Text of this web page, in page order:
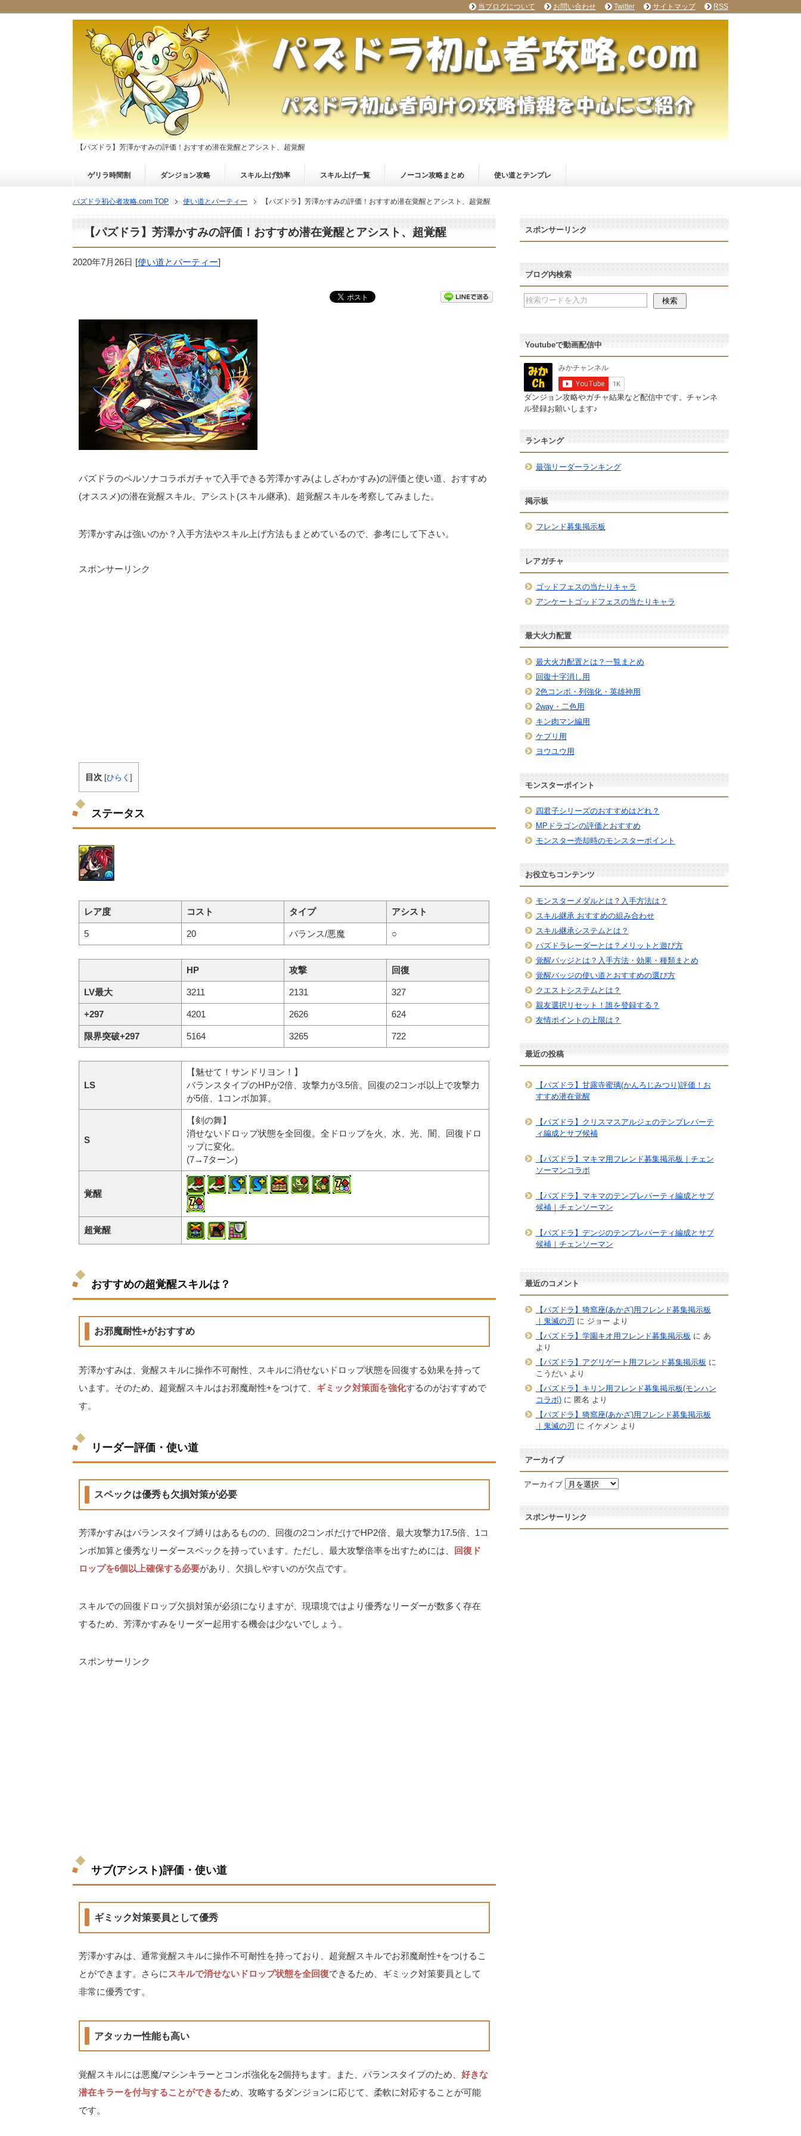
【パズドラ】芳澤かすみの評価！おすすめ潜在覚醒とアシスト、超覚醒
ゲリラ時間割 ダンジョン攻略 スキル上げ効率 スキル上げ一覧 ノーコン攻略まとめ 使い道とテンプレ
パズドラ初心者攻略.com TOP 使い道とパーティー 【パズドラ】芳澤かすみの評価！おすすめ潜在覚醒とアシスト、超覚醒
【パズドラ】芳澤かすみの評価！おすすめ潜在覚醒とアシスト、超覚醒
2020年7月26日 [使い道とパーティー]
パズドラのペルソナコラボガチャで入手できる芳澤かすみ(よしざわかすみ)の評価と使い道、おすすめ
(オススメ)の潜在覚醒スキル、アシスト(スキル継承)、超覚醒スキルを考察してみました。
芳澤かすみは強いのか？入手方法やスキル上げ方法もまとめているので、参考にして下さい。
スポンサーリンク
目次 [ひらく ]
ステータス
レア度 コスト タイプ アシスト
5 20 バランス/悪魔 ○
HP 攻撃 回復
LV最大 3211 2131 327
+297 4201 2626 624
限界突破+297 5164 3265 722
LS
【魅せて！サンドリヨン！】
バランスタイプのHPが2倍、攻撃力が3.5倍。回復の2コンボ以上で攻撃力
が5倍、1コンボ加算。
S
【剣の舞】
消せないドロップ状態を全回復。全ドロップを火、水、光、闇、回復ドロ
ップに変化。
(7→7ターン)
覚醒
超覚醒
おすすめの超覚醒スキルは？
お邪魔耐性+がおすすめ
芳澤かすみは、覚醒スキルに操作不可耐性、スキルに消せないドロップ状態を回復する効果を持って
います。そのため、超覚醒スキルはお邪魔耐性+をつけて、 ギミック対策面を強化するのがおすすめで
す。
リーダー評価・使い道
スペックは優秀も欠損対策が必要
芳澤かすみはバランスタイプ縛りはあるものの、回復の2コンボだけでHP2倍、最大攻撃力17.5倍、1コ
ンボ加算と優秀なリーダースペックを持っています。ただし、最大攻撃倍率を出すためには、
回復ド
ロップを6個以上確保する必要があり、欠損しやすいのが欠点です。
スキルでの回復ドロップ欠損対策が必須になりますが、現環境ではより優秀なリーダーが数多く存在
するため、芳澤かすみをリーダー起用する機会は少ないでしょう。
スポンサーリンク
サブ(アシスト)評価・使い道
ギミック対策要員として優秀
芳澤かすみは、通常覚醒スキルに操作不可耐性を持っており、超覚醒スキルでお邪魔耐性+をつけるこ
とができます。さらに スキルで消せないドロップ状態を全回復できるため、ギミック対策要員として
非常に優秀です。
アタッカー性能も高い
覚醒スキルには悪魔/マシンキラーとコンボ強化を2個持ちます。また、バランスタイプのため、 好きな
潜在キラーを付与することができるため、攻略するダンジョンに応じて、柔軟に対応することが可能
です。
スポンサーリンク
ブログ内検索
Youtubeで動画配信中
ダンジョン攻略やガチャ結果など配信中です。チャンネ
ル登録お願いします♪
ランキング
最強リーダーランキング
掲示板
フレンド募集掲示板
レアガチャ
ゴッドフェスの当たりキャラ
アンケートゴッドフェスの当たりキャラ
最大火力配置
最大火力配置とは？一覧まとめ
回復十字消し用
2色コンボ・列強化・英雄神用
2way・二色用
キン肉マン編用
ケプリ用
ヨウユウ用
モンスターポイント
四君子シリーズのおすすめはどれ？
MPドラゴンの評価とおすすめ
モンスター売却時のモンスターポイント
お役立ちコンテンツ
モンスターメダルとは？入手方法は？
スキル継承 おすすめの組み合わせ
スキル継承システムとは？
パズドラレーダーとは？メリットと遊び方
覚醒バッジとは？入手方法・効果・種類まとめ
覚醒バッジの使い道とおすすめの選び方
クエストシステムとは？
親友選択リセット！誰を登録する？
友情ポイントの上限は？
最近の投稿
【パズドラ】甘露寺蜜璃(かんろじみつり)評価！お
すすめ潜在覚醒
【パズドラ】クリスマスアルジェのテンプレパーテ
ィ編成とサブ候補
【パズドラ】マキマ用フレンド募集掲示板｜チェン
ソーマンコラボ
【パズドラ】マキマのテンプレパーティ編成とサブ
候補｜チェンソーマン
【パズドラ】デンジのテンプレパーティ編成とサブ
候補｜チェンソーマン
最近のコメント
【パズドラ】猗窩座(あかざ)用フレンド募集掲示板
｜鬼滅の刃 に ジョー より
【パズドラ】学園キオ用フレンド募集掲示板 に あ
より
【パズドラ】アグリゲート用フレンド募集掲示板 に
こうだいより
【パズドラ】キリン用フレンド募集掲示板(モンハン
コラボ)に 匿名 より
【パズドラ】猗窩座(あかざ)用フレンド募集掲示板
｜鬼滅の刃 に イケメン より
アーカイブ
アーカイブ
スポンサーリンク
当ブログについて お問い合わせ Twitter サイトマップ RSS